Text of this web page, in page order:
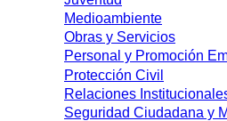
Medioambiente
Obras y Servicios
Personal y Promoción
Protección Civil
Relaciones
Seguridad Ciudadana y